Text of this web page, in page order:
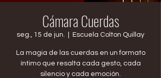
Cámara Cuerdas
seg., 15 de jun. Escuela Colton Quillay
La magia de las cuerdas en un formato
íntimo que resalta cada gesto, cada
silencio y cada emoción.